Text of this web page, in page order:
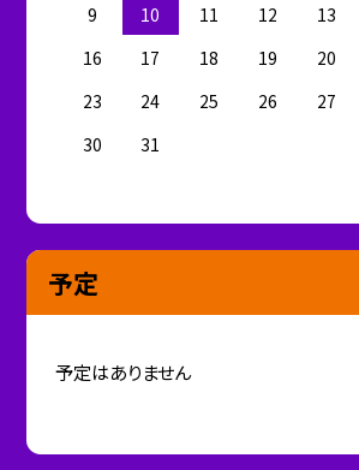
9
10 11 12 13
16
17 18 19 20
23
24 25 26 27
30
31
予定
予定はありません